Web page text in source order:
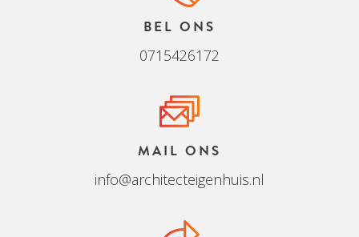
BEL ONS
0715426172
MAIL ONS
info@architecteigenhuis.nl